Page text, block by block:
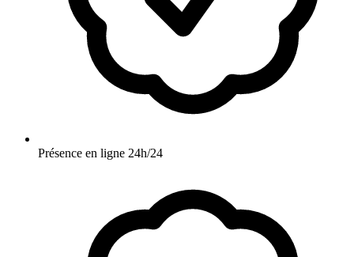
Présence en ligne 24h/24